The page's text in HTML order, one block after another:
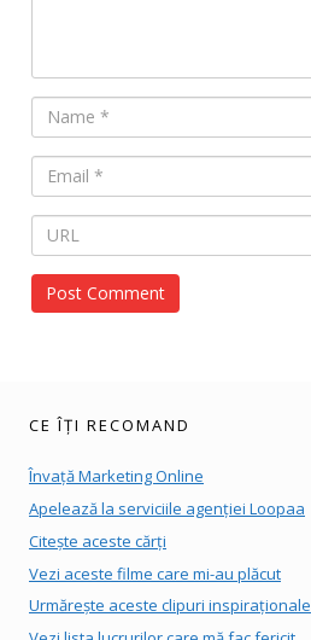
CE ÎȚI RECOMAND
Învață Marketing Online
Apelează la serviciile agenției Loopaa
Citește aceste cărți
Vezi aceste filme care mi-au plăcut
Urmărește aceste clipuri inspiraționale